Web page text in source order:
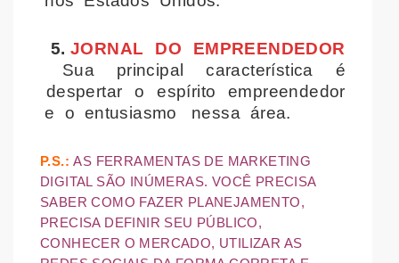
5. JORNAL DO EMPREENDEDOR
Sua principal característica é
despertar o espírito empreendedor
e o entusiasmo nessa área.
P.S.: AS FERRAMENTAS DE MARKETING
DIGITAL SÃO INÚMERAS. VOCÊ PRECISA
SABER COMO FAZER PLANEJAMENTO,
PRECISA DEFINIR SEU PÚBLICO,
CONHECER O MERCADO, UTILIZAR AS